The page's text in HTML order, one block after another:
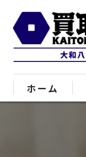
ホーム